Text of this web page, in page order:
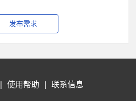
发布需求
使用帮助 联系信息